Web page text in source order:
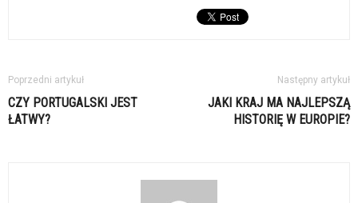
Poprzedni artykuł
CZY PORTUGALSKI JEST
ŁATWY?
Następny artykuł
JAKI KRAJ MA NAJLEPSZĄ
HISTORIĘ W EUROPIE?